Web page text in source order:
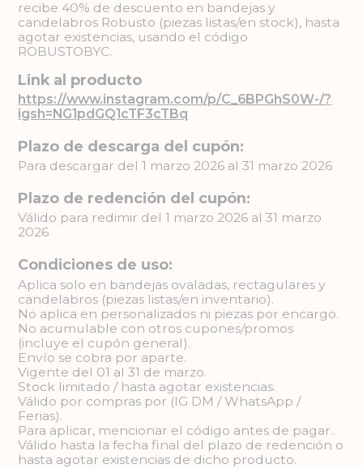
recibe 40% de descuento en bandejas y
candelabros Robusto (piezas listas/en stock), hasta
agotar existencias, usando el código
ROBUSTOBYC.
Link al producto
https://www.instagram.com/p/C_6BPGhS0W-/?
igsh=NG1pdGQ1cTF3cTBq
Plazo de descarga del cupón:
Para descargar del 1 marzo 2026 al 31 marzo 2026
Plazo de redención del cupón:
Válido para redimir del 1 marzo 2026 al 31 marzo
2026
Condiciones de uso:
Aplica solo en bandejas ovaladas, rectagulares y
candelabros (piezas listas/en inventario).
No aplica en personalizados ni piezas por encargo.
No acumulable con otros cupones/promos
(incluye el cupón general).
Envío se cobra por aparte.
Vigente del 01 al 31 de marzo.
Stock limitado / hasta agotar existencias.
Válido por compras por (IG DM / WhatsApp /
Ferias).
Para aplicar, mencionar el código antes de pagar..
Válido hasta la fecha final del plazo de redención o
hasta agotar existencias de dicho producto.